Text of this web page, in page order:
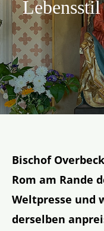
Aktion
Bischof
Rom am Rande
Weltpresse und
derselben